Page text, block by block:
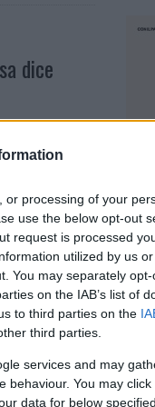
or processing of your
use the below opt-out
request is processed
utilized by us
You may separately
on the IAB’s list of
to third parties on the
third parties.
services and may
behaviour. You may
data for below
dice
Sono i
dove si…
di
18 maggio
il giovane